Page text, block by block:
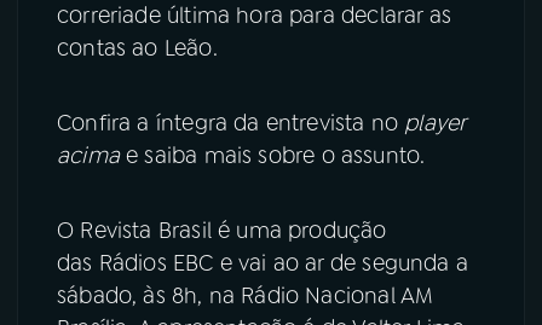
correriade última hora para declarar as
contas ao Leão.
Confira a íntegra da entrevista no player
acimae saiba mais sobre o assunto.
O Revista Brasil é uma produção
das Rádios EBC e vai ao ar de segunda a
sábado, às 8h, na Rádio Nacional AM